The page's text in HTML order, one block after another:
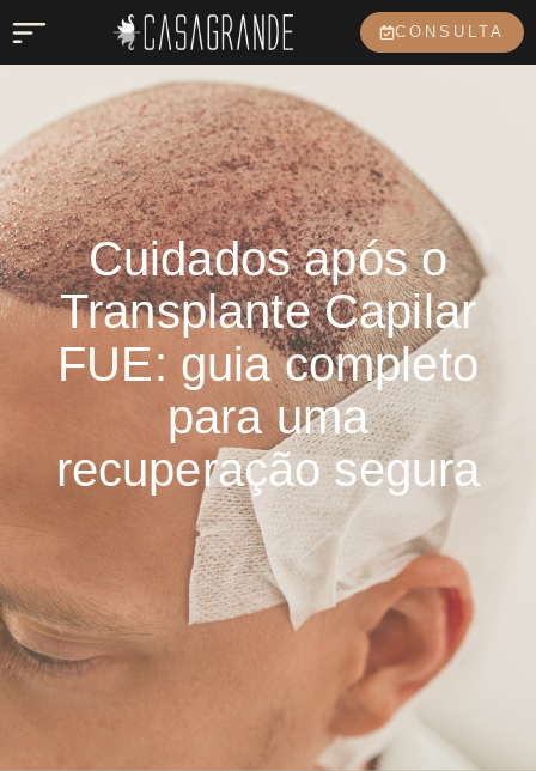
CONSULTA
Cuidados após o
Transplante Capilar
FUE: guia completo
para uma
recuperação segura